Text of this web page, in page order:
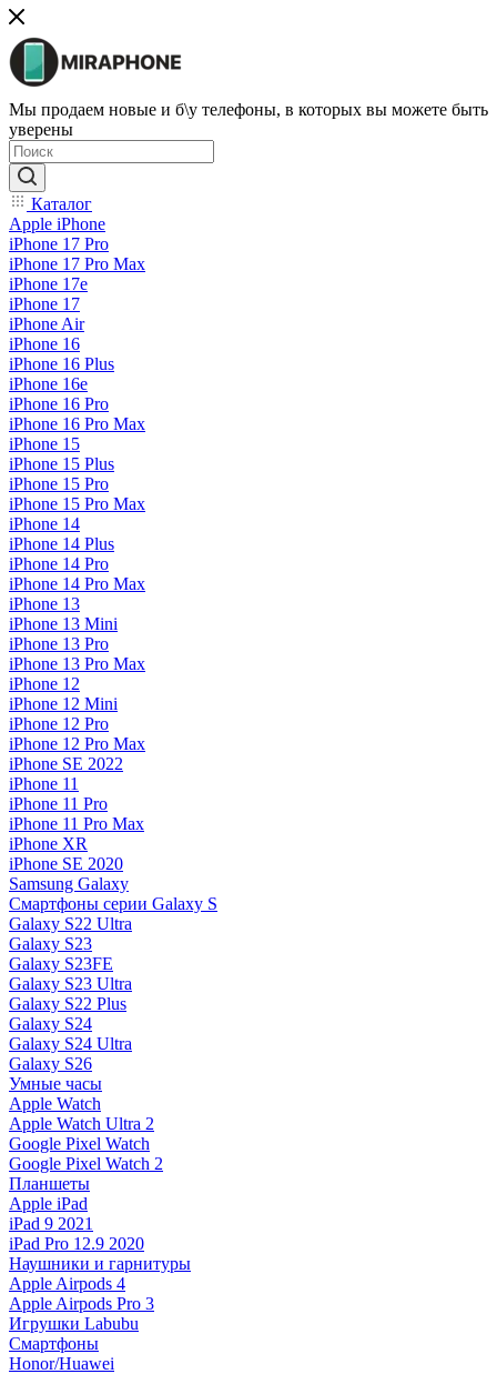
Мы продаем новые и б\у телефоны, в которых вы можете быть
уверены
Каталог
Apple iPhone
iPhone 17 Pro
iPhone 17 Pro Max
iPhone 17e
iPhone 17
iPhone Air
iPhone 16
iPhone 16 Plus
iPhone 16e
iPhone 16 Pro
iPhone 16 Pro Max
iPhone 15
iPhone 15 Plus
iPhone 15 Pro
iPhone 15 Pro Max
iPhone 14
iPhone 14 Plus
iPhone 14 Pro
iPhone 14 Pro Max
iPhone 13
iPhone 13 Mini
iPhone 13 Pro
iPhone 13 Pro Max
iPhone 12
iPhone 12 Mini
iPhone 12 Pro
iPhone 12 Pro Max
iPhone SE 2022
iPhone 11
iPhone 11 Pro
iPhone 11 Pro Max
iPhone XR
iPhone SE 2020
Samsung Galaxy
Смартфоны серии Galaxy S
Galaxy S22 Ultra
Galaxy S23
Galaxy S23FE
Galaxy S23 Ultra
Galaxy S22 Plus
Galaxy S24
Galaxy S24 Ultra
Galaxy S26
Умные часы
Apple Watch
Apple Watch Ultra 2
Google Pixel Watch
Google Pixel Watch 2
Планшеты
Apple iPad
iPad 9 2021
iPad Pro 12.9 2020
Наушники и гарнитуры
Apple Airpods 4
Apple Airpods Pro 3
Игрушки Labubu
Смартфоны
Honor/Huawei